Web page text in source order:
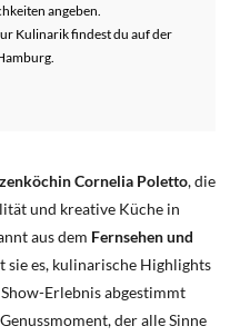
angeben.
Kulinarik findest du auf der
Cornelia Poletto, die
und kreative Küche in
aus dem Fernsehen und
sie es, kulinarische Highlights
Erlebnis abgestimmt
der alle Sinne